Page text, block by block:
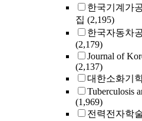
한국기계가
집 (2,195)
한국자동차
(2,179)
Journal of
(2,137)
대한소화기
Tuberculosis
(1,969)
전력전자학